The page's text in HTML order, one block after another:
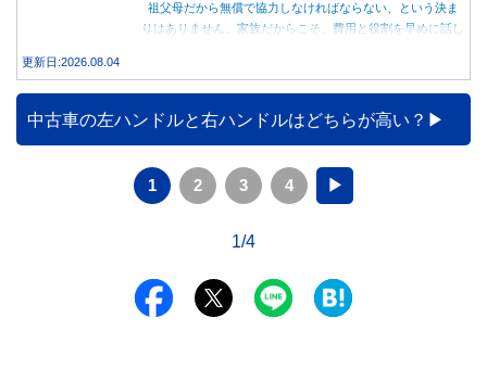
祖父母だから無償で協力しなければならない、という決ま
りはありません。家族だからこそ、費用と役割を早めに話し
更新日:2026.08.04
中古車の左ハンドルと右ハンドルはどちらが高い？
1 2 3 4 ▶
1/4